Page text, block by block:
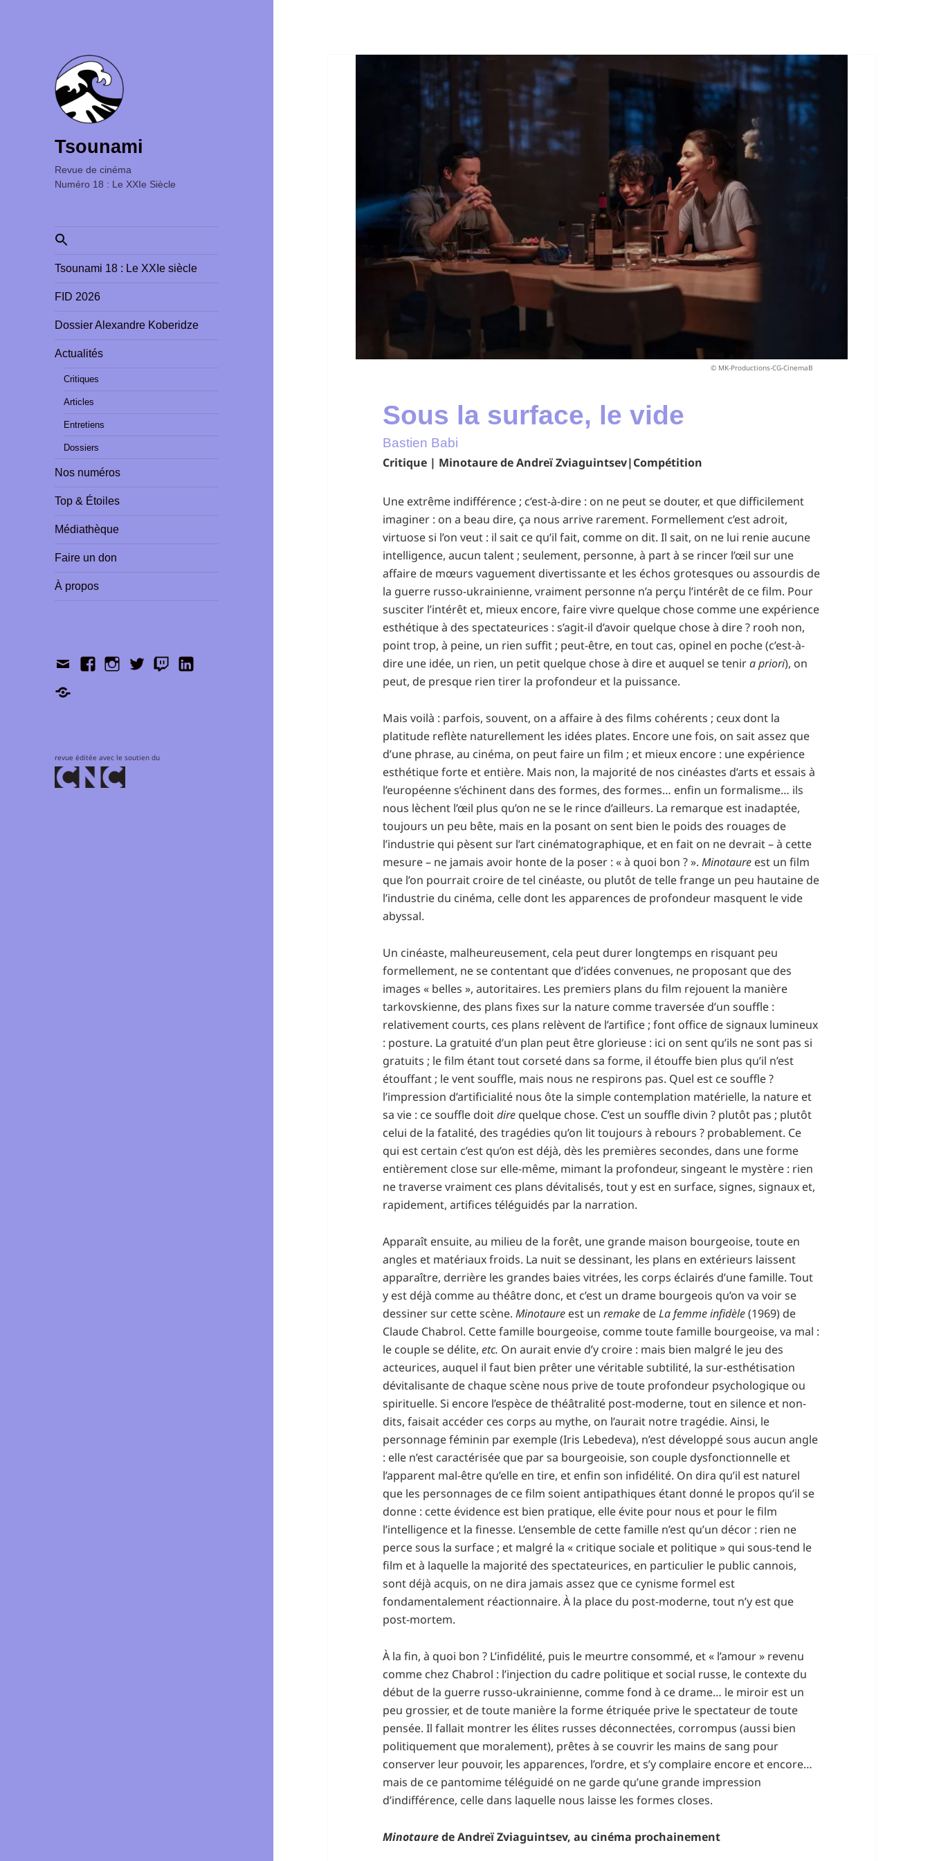
Tsounami
Revue de cinéma ‎ ‎ ‎ ‎ ‎ ‎ ‎ ‎ ‎ ‎ ‎ ‎ ‎ ‎ ‎ ‎ ‎ ‎ ‎ ‎ ‎ ‎ ‎ ‎ ‎ ‎
Numéro 18 : Le XXIe Siècle
Search
for:
Tsounami 18 : Le XXIe siècle
FID 2026
Dossier Alexandre Koberidze
Actualités
Critiques
Articles
Entretiens
Dossiers
Nos numéros
Top & Étoiles
Médiathèque
Faire un don
À propos
ContactFacebookInstagramTwitterTwitchLinkedIn
Shop
revue éditée avec le soutien du
© MK-Productions-CG-CinemaB
Sous la surface, le vide
Bastien Babi
Critique | Minotaure de Andreï Zviaguintsev|Compétition
Une extrême indifférence ; c’est-à-dire : on ne peut se douter, et que difficilement
imaginer : on a beau dire, ça nous arrive rarement. Formellement c’est adroit,
virtuose si l’on veut : il sait ce qu’il fait, comme on dit. Il sait, on ne lui renie aucune
intelligence, aucun talent ; seulement, personne, à part à se rincer l’œil sur une
affaire de mœurs vaguement divertissante et les échos grotesques ou assourdis de
la guerre russo-ukrainienne, vraiment personne n’a perçu l’intérêt de ce film. Pour
susciter l’intérêt et, mieux encore, faire vivre quelque chose comme une expérience
esthétique à des spectateurices : s’agit-il d’avoir quelque chose à dire ? rooh non,
point trop, à peine, un rien suffit ; peut-être, en tout cas, opinel en poche (c’est-à-
dire une idée, un rien, un petit quelque chose à dire et auquel se tenira priori), on
peut, de presque rien tirer la profondeur et la puissance.
Mais voilà : parfois, souvent, on a affaire à des films cohérents ; ceux dont la
platitude reflète naturellement les idées plates. Encore une fois, on sait assez que
d’une phrase, au cinéma, on peut faire un film ; et mieux encore : une expérience
esthétique forte et entière. Mais non, la majorité de nos cinéastes d’arts et essais à
l’européenne s’échinent dans des formes, des formes… enfin un formalisme… ils
nous lèchent l’œil plus qu’on ne se le rince d’ailleurs. La remarque est inadaptée,
toujours un peu bête, mais en la posant on sent bien le poids des rouages de
l’industrie qui pèsent sur l’art cinématographique, et en fait on ne devrait – à cette
mesure – ne jamais avoir honte de la poser : « à quoi bon ? ».Minotaure est un film
que l’on pourrait croire de tel cinéaste, ou plutôt de telle frange un peu hautaine de
l’industrie du cinéma, celle dont les apparences de profondeur masquent le vide
abyssal.
Un cinéaste, malheureusement, cela peut durer longtemps en risquant peu
formellement, ne se contentant que d’idées convenues, ne proposant que des
images « belles », autoritaires. Les premiers plans du film rejouent la manière
tarkovskienne, des plans fixes sur la nature comme traversée d’un souffle :
relativement courts, ces plans relèvent de l’artifice ; font office de signaux lumineux
: posture. La gratuité d’un plan peut être glorieuse : ici on sent qu’ils ne sont pas si
gratuits ; le film étant tout corseté dans sa forme, il étouffe bien plus qu’il n’est
étouffant ; le vent souffle, mais nous ne respirons pas. Quel est ce souffle ?
l’impression d’artificialité nous ôte la simple contemplation matérielle, la nature et
sa vie : ce souffle doitdire quelque chose. C’est un souffle divin ? plutôt pas ; plutôt
celui de la fatalité, des tragédies qu’on lit toujours à rebours ? probablement. Ce
qui est certain c’est qu’on est déjà, dès les premières secondes, dans une forme
entièrement close sur elle-même, mimant la profondeur, singeant le mystère : rien
ne traverse vraiment ces plans dévitalisés, tout y est en surface, signes, signaux et,
rapidement, artifices téléguidés par la narration.
Apparaît ensuite, au milieu de la forêt, une grande maison bourgeoise, toute en
angles et matériaux froids. La nuit se dessinant, les plans en extérieurs laissent
apparaître, derrière les grandes baies vitrées, les corps éclairés d’une famille. Tout
y est déjà comme au théâtre donc, et c’est un drame bourgeois qu’on va voir se
dessiner sur cette scène.Minotaure est unremake deLa femme infidèle(1969) de
Claude Chabrol. Cette famille bourgeoise, comme toute famille bourgeoise, va mal :
le couple se délite,etc. On aurait envie d’y croire : mais bien malgré le jeu des
acteurices, auquel il faut bien prêter une véritable subtilité, la sur-esthétisation
dévitalisante de chaque scène nous prive de toute profondeur psychologique ou
spirituelle. Si encore l’espèce de théâtralité post-moderne, tout en silence et non-
dits, faisait accéder ces corps au mythe, on l’aurait notre tragédie. Ainsi, le
personnage féminin par exemple (Iris Lebedeva), n’est développé sous aucun angle
: elle n’est caractérisée que par sa bourgeoisie, son couple dysfonctionnelle et
l’apparent mal-être qu’elle en tire, et enfin son infidélité. On dira qu’il est naturel
que les personnages de ce film soient antipathiques étant donné le propos qu’il se
donne : cette évidence est bien pratique, elle évite pour nous et pour le film
l’intelligence et la finesse. L’ensemble de cette famille n’est qu’un décor : rien ne
perce sous la surface ; et malgré la « critique sociale et politique » qui sous-tend le
film et à laquelle la majorité des spectateurices, en particulier le public cannois,
sont déjà acquis, on ne dira jamais assez que ce cynisme formel est
fondamentalement réactionnaire. À la place du post-moderne, tout n’y est que
post-mortem.
À la fin, à quoi bon ? L’infidélité, puis le meurtre consommé, et « l’amour » revenu
comme chez Chabrol : l’injection du cadre politique et social russe, le contexte du
début de la guerre russo-ukrainienne, comme fond à ce drame… le miroir est un
peu grossier, et de toute manière la forme étriquée prive le spectateur de toute
pensée. Il fallait montrer les élites russes déconnectées, corrompus (aussi bien
politiquement que moralement), prêtes à se couvrir les mains de sang pour
conserver leur pouvoir, les apparences, l’ordre, et s’y complaire encore et encore…
mais de ce pantomime téléguidé on ne garde qu’une grande impression
d’indifférence, celle dans laquelle nous laisse les formes closes.
Minotaurede Andreï Zviaguintsev, au cinéma prochainement